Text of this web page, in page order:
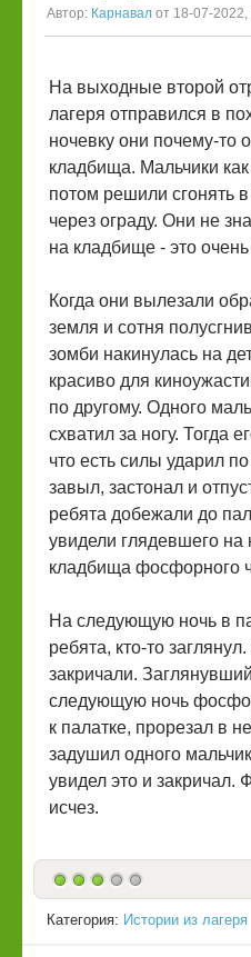
Автор: Карнавал от 18-07-2022,
На выходные второй
лагеря отправился в
ночевку они почему-то
кладбища. Мальчики
потом решили сгонять
через ограду. Они не
на кладбище - это
Когда они вылезали
земля и сотня
зомби накинулась на
красиво для
по другому. Одного
схватил за ногу. Тогда
что есть силы ударил
завыл, застонал и
ребята добежали до
увидели глядевшего на
кладбища фосфорного
На следующую ночь в
ребята, кто-то
закричали.
следующую ночь
к палатке, прорезал в
задушил одного
увидел это и закричал.
исчез.
Категория: Истории из лагеря